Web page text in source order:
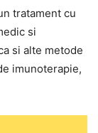
tratament cu
si
si alte metode
imunoterapie,